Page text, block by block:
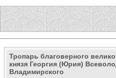
Тропарь благоверного
князя Георгия (Юрия)
Владимирского